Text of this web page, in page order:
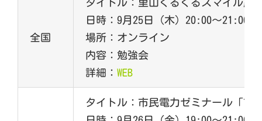
全国
タイトル：里山ぐるぐるスマイル農
日時：9月25日（木）20:00～21:00
場所：オンライン
内容：勉強会
詳細： WEB
タイトル：市民電力ゼミナール「市